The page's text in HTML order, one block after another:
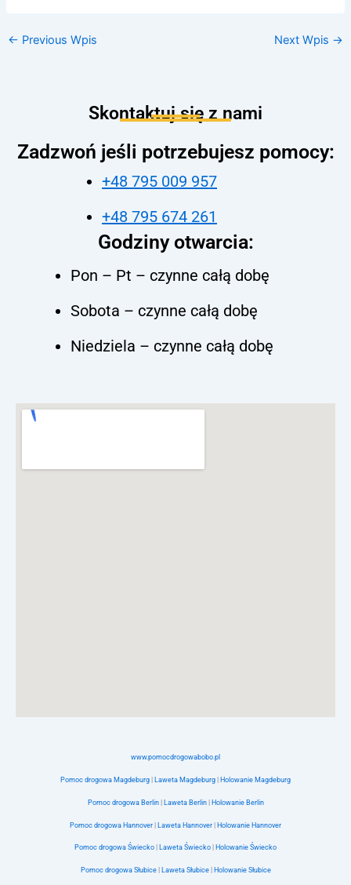
← Previous Wpis Next Wpis →
Skontaktuj się z nami
Zadzwoń jeśli potrzebujesz pomocy:
+48 795 009 957
+48 795 674 261
Godziny otwarcia:
Pon – Pt – czynne całą dobę
Sobota – czynne całą dobę
Niedziela – czynne całą dobę
www.pomocdrogowabobo.pl
Pomoc drogowa Magdeburg Laweta Magdeburg Holowanie Magdeburg
Pomoc drogowa Berlin| Laweta Berlin| Holowanie Berlin
Pomoc drogowa Hannover Laweta Hannover Holowanie Hannover
Pomoc drogowa Świecko Laweta Świecko Holowanie Świecko
Pomoc drogowa Słubice| Laweta Słubice| Holowanie Słubice